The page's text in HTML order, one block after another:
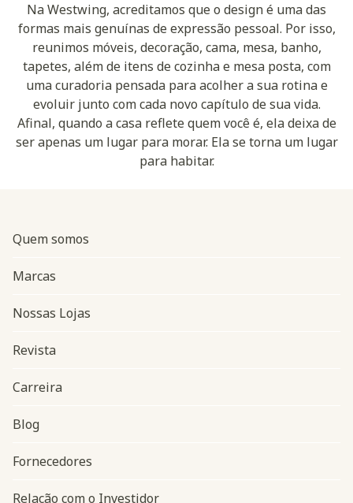
Na Westwing, acreditamos que o design é uma das
formas mais genuínas de expressão pessoal. Por isso,
reunimos móveis, decoração, cama, mesa, banho,
tapetes, além de itens de cozinha e mesa posta, com
uma curadoria pensada para acolher a sua rotina e
evoluir junto com cada novo capítulo de sua vida.
Afinal, quando a casa reflete quem você é, ela deixa de
ser apenas um lugar para morar. Ela se torna um lugar
para habitar.
Navegação do rodapé
Quem somos
Marcas
Nossas Lojas
Revista
Carreira
Blog
Fornecedores
Relação com o Investidor